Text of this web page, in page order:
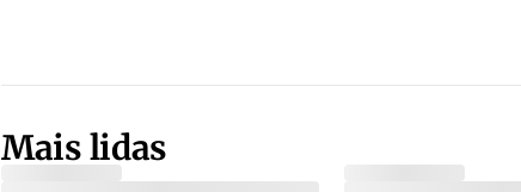
Mais lidas